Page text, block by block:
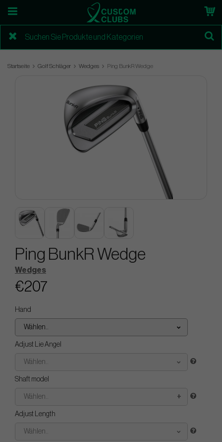
Startseite Golf Schläger Wedges Ping BunkR Wedge
Ping BunkR Wedge
Wedges
€207
Hand
Wählen..
Adjust Lie Angel
Wählen..
Shaft model
Wählen..
Adjust Length
Wählen..